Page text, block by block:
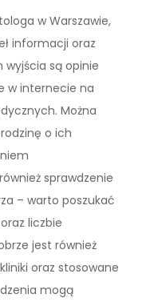
w Warszawie,
informacji oraz
są opinie
w internecie na
Można
o ich
sprawdzenie
– warto poszukać
liczbie
jest również
oraz stosowane
mogą